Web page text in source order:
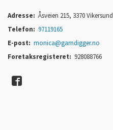
Adresse: Åsveien 215, 3370 Vikersund
Telefon: 97119165
E-post: monica@garndigger.no
Foretaksregisteret: 928088766